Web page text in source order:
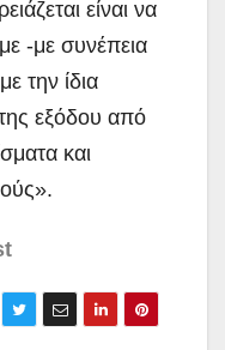
είναι να
-με συνέπεια
την ίδια
εξόδου από
και